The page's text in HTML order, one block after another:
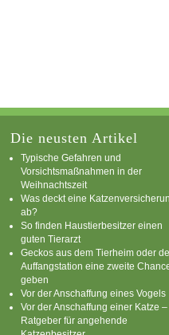
Die neusten Artikel
Typische Gefahren und
Vorsichtsmaßnahmen in der
Weihnachtszeit
Was deckt eine
ab?
So finden Haustierbesitzer einen
guten Tierarzt
Geckos aus dem Tierheim oder
Auffangstation eine zweite
geben
Vor der Anschaffung eines Vogels
Vor der Anschaffung einer Katze –
Ratgeber für angehende